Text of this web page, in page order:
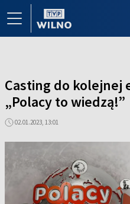
Casting do
„Polacy to wiedzą!”
02.01.2023, 13:01